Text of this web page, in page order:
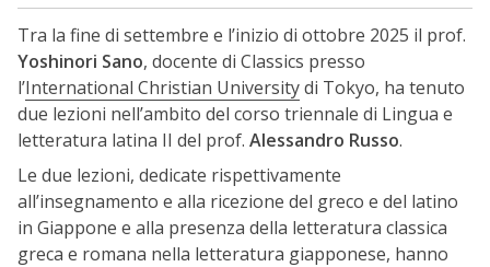
Tra la fine di settembre e l’inizio di ottobre 2025 il prof.
Yoshinori Sano, docente di Classics presso
l’International Christian Universitydi Tokyo, ha tenuto
due lezioni nell’ambito del corso triennale di Lingua e
letteratura latina II del prof. Alessandro Russo.
Le due lezioni, dedicate rispettivamente
all’insegnamento e alla ricezione del greco e del latino
in Giappone e alla presenza della letteratura classica
greca e romana nella letteratura giapponese, hanno